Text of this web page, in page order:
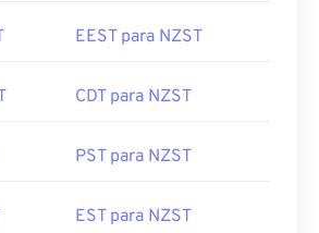
EEST para NZST
CDT para NZST
PST para NZST
EST para NZST